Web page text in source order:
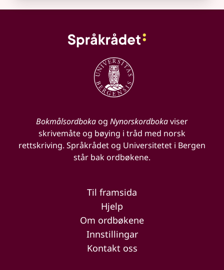
Bokmålsordbokaog Nynorskordbokaviser
skrivemåte og bøying i tråd med norsk
rettskriving. Språkrådet og Universitetet i Bergen
står bak ordbøkene.
Til framsida
Hjelp
Om ordbøkene
Innstillingar
Kontakt oss